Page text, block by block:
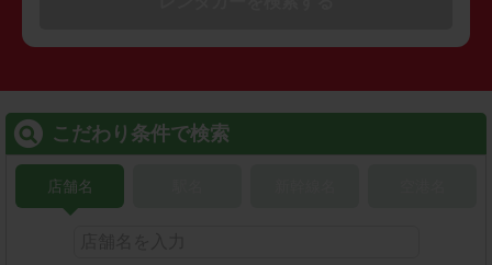
こだわり条件で検索
店舗名